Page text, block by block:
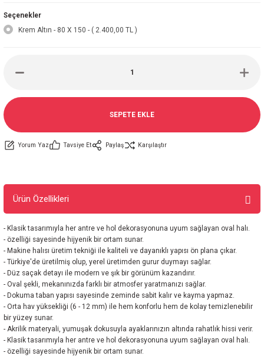
Seçenekler
Krem Altın - 80 X 150 - ( 2.400,00 TL )
SEPETE EKLE
Yorum Yaz Tavsiye Et Paylaş Karşılaştır
Ürün Özellikleri
- Klasik tasarımıyla her antre ve hol dekorasyonuna uyum sağlayan oval halı.
- özelliği sayesinde hijyenik bir ortam sunar.
- Makine halısı üretim tekniği ile kaliteli ve dayanıklı yapısı ön plana çıkar.
- Türkiye'de üretilmiş olup, yerel üretimden gurur duymayı sağlar.
- Düz saçak detayı ile modern ve şık bir görünüm kazandırır.
- Oval şekli, mekanınızda farklı bir atmosfer yaratmanızı sağlar.
- Dokuma taban yapısı sayesinde zeminde sabit kalır ve kayma yapmaz.
- Orta hav yüksekliği (6 - 12 mm) ile hem konforlu hem de kolay temizlenebilir
bir yüzey sunar.
- Akrilik materyali, yumuşak dokusuyla ayaklarınızın altında rahatlık hissi verir.
- Klasik tasarımıyla her antre ve hol dekorasyonuna uyum sağlayan oval halı.
- özelliği sayesinde hijyenik bir ortam sunar.